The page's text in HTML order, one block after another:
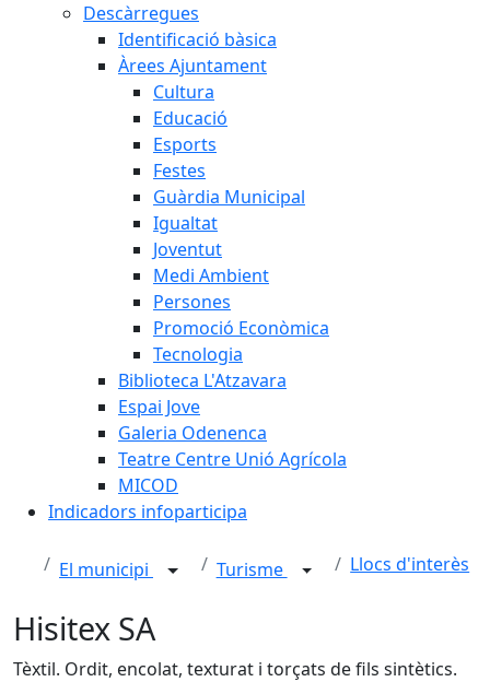
Descàrregues
Identificació bàsica
Àrees Ajuntament
Cultura
Educació
Esports
Festes
Guàrdia Municipal
Igualtat
Joventut
Medi Ambient
Persones
Promoció Econòmica
Tecnologia
Biblioteca L'Atzavara
Espai Jove
Galeria Odenenca
Teatre Centre Unió Agrícola
MICOD
Indicadors infoparticipa
El municipi Turisme Llocs d'interès
Hisitex SA
Tèxtil. Ordit, encolat, texturat i torçats de fils sintètics.